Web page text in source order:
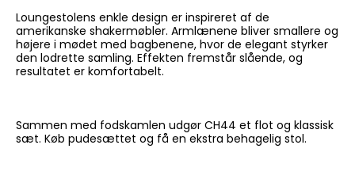
Loungestolens enkle design er inspireret af de
amerikanske shakermøbler. Armlænene bliver smallere og
højere i mødet med bagbenene, hvor de elegant styrker
den lodrette samling. Effekten fremstår slående, og
resultatet er komfortabelt.
Sammen med fodskamlen udgør CH44 et flot og klassisk
sæt. Køb pudesættet og få en ekstra behagelig stol.